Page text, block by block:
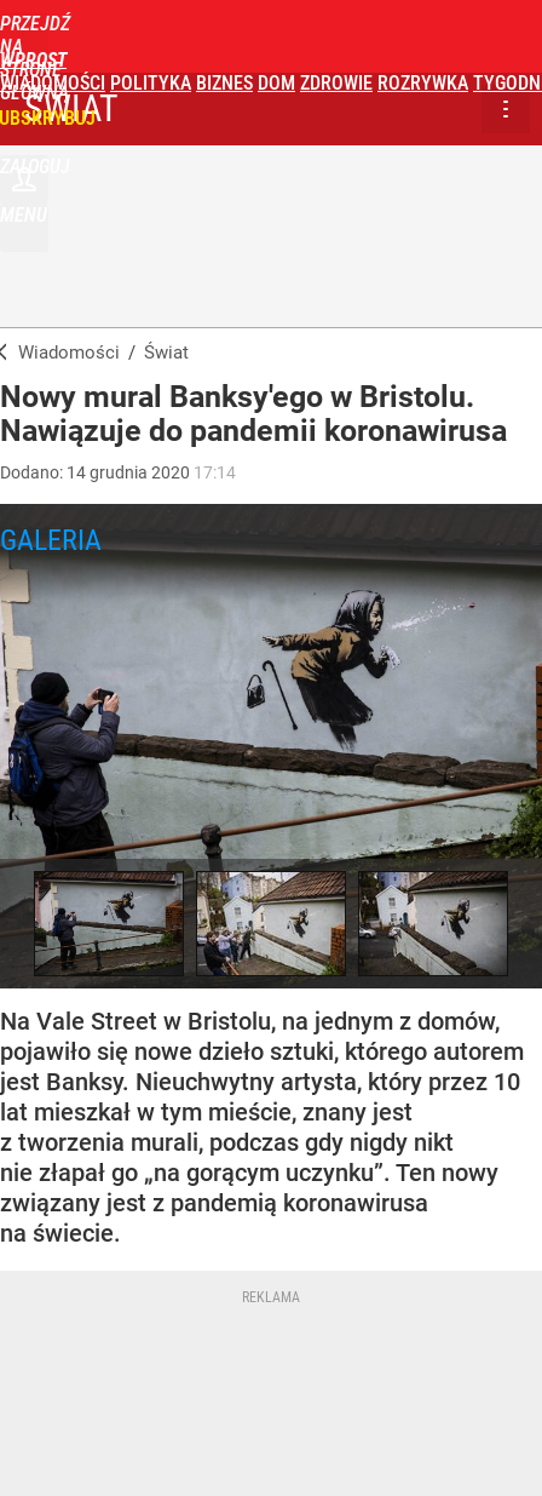
PRZEJDŹ
NA
STRONĘ
GŁÓWNĄ
WPROST
WIADOMOŚCI POLITYKA BIZNES DOM ZDROWIE ROZRYWKA
ŚWIAT
Wiadomości / Świat
Nowy mural Banksy'ego w Bristolu.
Nawiązuje do pandemii koronawirusa
Dodano: 14grudnia 2020 17:14
Na Vale Street w Bristolu, na jednym z domów,
pojawiło się nowe dzieło sztuki, którego autorem
jest Banksy. Nieuchwytny artysta, który przez 10
lat mieszkał w tym mieście, znany jest
z tworzenia murali, podczas gdy nigdy nikt
nie złapał go „na gorącym uczynku”. Ten nowy
związany jest z pandemią koronawirusa
na świecie.